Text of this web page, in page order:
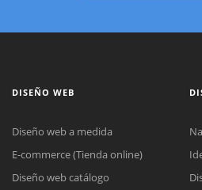
DISEÑO WEB
Diseño web a medida
E-commerce (Tienda online)
Diseño web catálogo